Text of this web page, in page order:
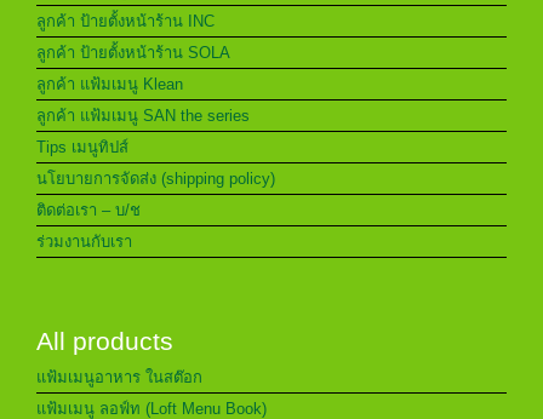
ลูกค้า ป้ายตั้งหน้าร้าน INC
ลูกค้า ป้ายตั้งหน้าร้าน SOLA
ลูกค้า แฟ้มเมนู Klean
ลูกค้า แฟ้มเมนู SAN the series
Tips เมนูทิปส์
นโยบายการจัดส่ง (shipping policy)
ติดต่อเรา – บ/ช
ร่วมงานกับเรา
All products
แฟ้มเมนูอาหาร ในสต๊อก
แฟ้มเมนู ลอฟ์ท (Loft Menu Book)